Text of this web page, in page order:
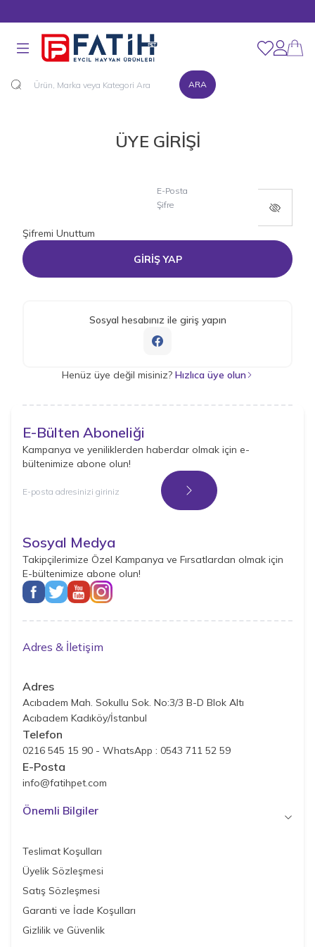
ARA
Hesabım
Favorilerim
ÜYE GİRİŞİ
E-Posta
Şifre
Şifremi Unuttum
GİRİŞ YAP
Sosyal hesabınız ile giriş yapın
Henüz üye değil misiniz? Hızlıca üye olun
E-Bülten Aboneliği
Kampanya ve yeniliklerden haberdar olmak için e-
bültenimize abone olun!
Kayıt Ol
Sosyal Medya
Takipçilerimize Özel Kampanya ve Fırsatlardan olmak için
E-bültenimize abone olun!
Adres & İletişim
Adres
Acıbadem Mah. Sokullu Sok. No:3/3 B-D Blok Altı
Acıbadem Kadıköy/İstanbul
Telefon
0216 545 15 90 - WhatsApp : 0543 711 52 59
E-Posta
info@fatihpet.com
Önemli Bilgiler
Teslimat Koşulları
Üyelik Sözleşmesi
Satış Sözleşmesi
Garanti ve İade Koşulları
Gizlilik ve Güvenlik